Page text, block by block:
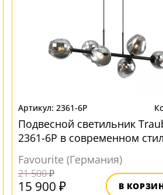
2361-6P
Подвесной светильник
2361-6P в современном
Favourite (Германия)
21 500 ₽
15 900 ₽ В